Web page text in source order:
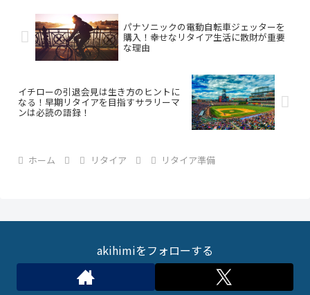
パナソニックの電動自転車ジェッターを
購入！幸せなリタイア生活に散財が重要
な理由
イチローの引退会見は生き方のヒントに
なる！早期リタイアを目指すサラリーマ
ンは必読の語録！
ホーム リタイア リタイア準備
akihimiをフォローする